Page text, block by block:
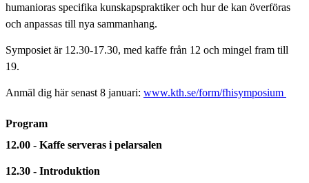
humanioras specifika kunskapspraktiker och hur de kan överföras
och anpassas till nya sammanhang.
Symposiet är 12.30-17.30, med kaffe från 12 och mingel fram till
19.
Anmäl dig här senast 8 januari: www.kth.se/form/fhisymposium
Program
12.00 - Kaffe serveras i pelarsalen
12.30 - Introduktion